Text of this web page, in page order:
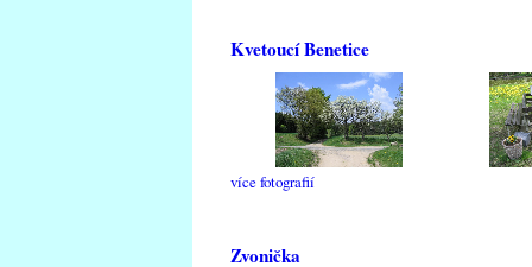
Kvetoucí Benetice
více fotografií
Zvonička